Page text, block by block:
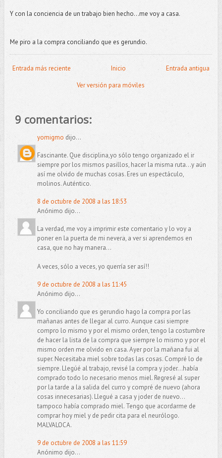
Y con la conciencia de un trabajo bien hecho…me voy a casa.
Me piro a la compra conciliando que es gerundio.
Entrada más reciente Entrada antigua
Inicio
Ver versión para móviles
9 comentarios:
yomigmo dijo...
Fascinante. Que disciplina,yo sólo tengo organizado el ir
siempre por los mismos pasillos, hacer la misma ruta...y aún
así me olvido de muchas cosas. Eres un espectáculo,
molinos. Auténtico.
8 de octubre de 2008 a las 18:53
Anónimo dijo...
La verdad, me voy a imprimir este comentario y lo voy a
poner en la puerta de mi nevera, a ver si aprendemos en
casa, que no hay manera...
A veces, sólo a veces, yo querría ser así!!
9 de octubre de 2008 a las 11:45
Anónimo dijo...
Yo conciliando que es gerundio hago la compra por las
mañanas antes de llegar al curro. Aunque casi siempre
compro lo mismo y por el mismo orden, tengo la costumbre
de hacer la lista de la compra que siempre lo mismo y por el
mismo orden me olvido en casa. Ayer por la mañana fui al
super. Necesitaba miel sobre todas las cosas. Compré lo de
siempre. Llegúé al trabajo, revisé la compra y joder...había
comprado todo lo necesario menos miel. Regresé al super
por la tarde a la salida del curro y compré de nuevo (ahora
cosas innecesarias). Llegué a casa y joder de nuevo...
tampoco había comprado miel. Tengo que acordarme de
comprar hoy miel y de pedir cita para el neurólogo.
MALVALOCA.
9 de octubre de 2008 a las 11:59
Anónimo dijo...